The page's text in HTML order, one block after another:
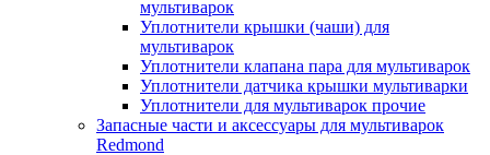
мультиварок
Уплотнители крышки (чаши) для
мультиварок
Уплотнители клапана пара для мультиварок
Уплотнители датчика крышки мультиварки
Уплотнители для мультиварок прочие
Запасные части и аксессуары для мультиварок
Redmond